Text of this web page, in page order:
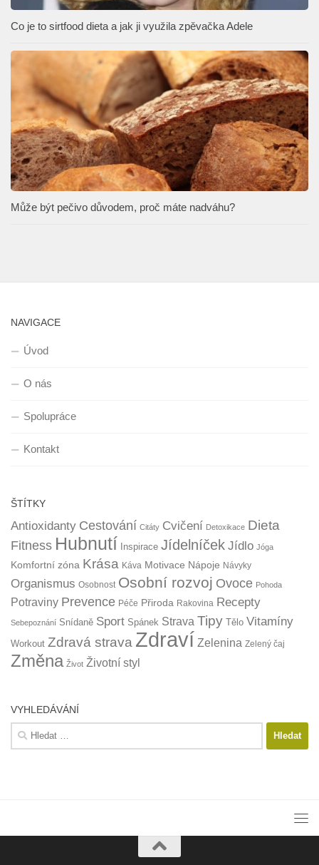
Co je to sirtfood dieta a jak ji využila zpěvačka Adele
Může být pečivo důvodem, proč máte nadváhu?
NAVIGACE
Úvod
O nás
Spolupráce
Kontakt
ŠTÍTKY
Antioxidanty Cestování Citáty Cvičení Detoxikace Dieta
Fitness Hubnutí Inspirace Jídelníček Jídlo Jóga
Komfortní zóna Krása Káva Motivace Nápoje Návyky
Organismus Osobnost Osobní rozvoj Ovoce Pohoda
Potraviny Prevence Péče Přiroda Rakovina Recepty
Sebepoznání Snídaně Sport Spánek Strava Tipy Tělo Vitamíny
Workout Zdravá strava Zdraví Zelenina Zelený čaj
Změna Život Životní styl
VYHLEDÁVÁNÍ
Vyhledávání